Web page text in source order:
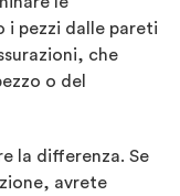
i pezzi dalle pareti
che
o del
la differenza. Se
avrete